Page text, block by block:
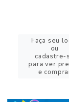
Faça seu
ou
cadastre-
para ver
e